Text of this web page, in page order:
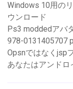
Windows 10用の
ウンロード
Ps3 moddedアバ
978-0131405707
Opsnではなくjsp
あなたはアンド